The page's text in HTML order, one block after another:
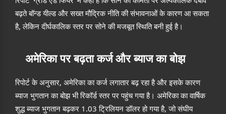
बढ़ते बॉन्ड यील्ड और सख्त मौद्रिक नीति की संभावनाओं के कारण आ सकता
है, लेकिन दीर्घकालिक स्तर पर सोने की मजबूत स्थिति बनी हुई है।
अमेरिका पर बढ़ता कर्ज और ब्याज का बोझ
रिपोर्ट के अनुसार, अमेरिका का कर्ज लगातार बढ़ रहा है और इसके कारण
ब्याज भुगतान का बोझ भी रिकॉर्ड स्तर पर पहुंच गया है। अमेरिका का वार्षिक
शुद्ध ब्याज भुगतान बढ़कर 1.03 ट्रिलियन डॉलर हो गया है, जो संघीय